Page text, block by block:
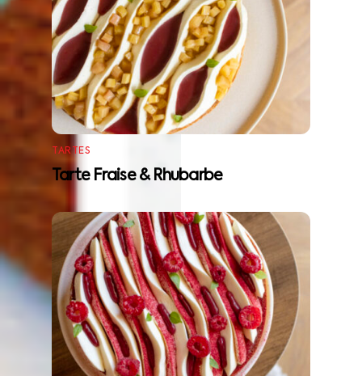
TARTES
Tarte Fraise & Rhubarbe